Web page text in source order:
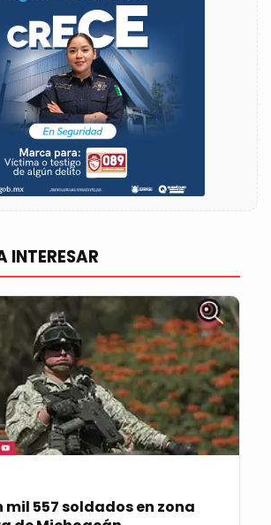
INTERESAR
mil 557 soldados en zona